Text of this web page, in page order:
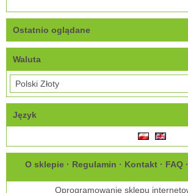
Ostatnio oglądane
Waluta
Język
O sklepie · Regulamin · Kontakt · FAQ ·
Oprogramowanie sklepu